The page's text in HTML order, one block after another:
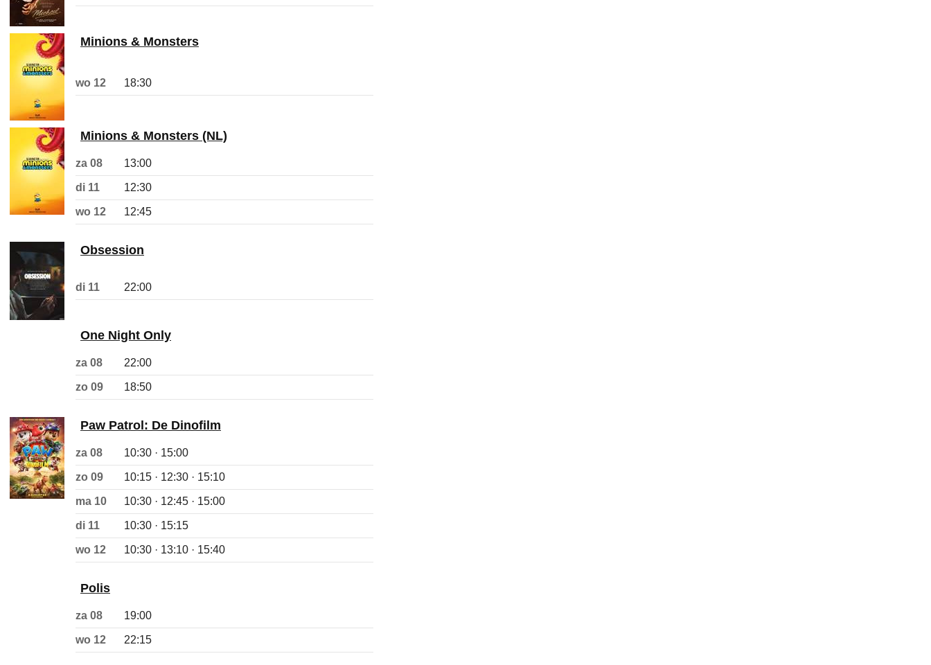
Minions & Monsters
wo 12 18:30
Minions & Monsters (NL)
za 08 13:00
di 11 12:30
wo 12 12:45
Obsession
di 11 22:00
One Night Only
za 08 22:00
zo 09 18:50
Paw Patrol: De Dinofilm
za 08 10:30 · 15:00
zo 09 10:15 · 12:30 · 15:10
ma 10 10:30 · 12:45 · 15:00
di 11 10:30 · 15:15
wo 12 10:30 · 13:10 · 15:40
Polis
za 08 19:00
wo 12 22:15